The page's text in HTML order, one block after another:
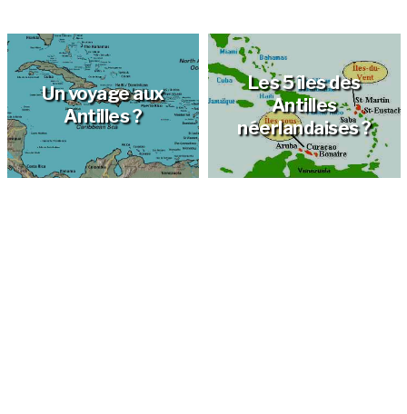
Un voyage aux
Antilles ?
Les 5 îles des
Antilles
néerlandaises ?